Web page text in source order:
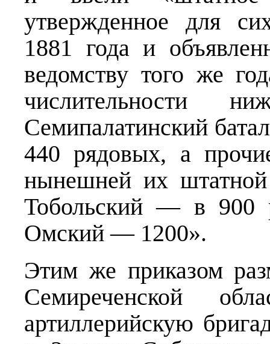
утвержденное для
1881 года и
ведомству того же
числительности
Семипалатинский
440 рядовых, а
нынешней их
Тобольский — в 900
Омский — 1200».
Этим же приказом
Семиреченской
артиллерийскую